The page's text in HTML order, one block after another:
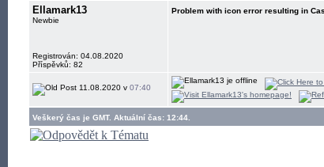
Ellamark13
Newbie
Registrován: 04.08.2020
Příspěvků: 82
Problem with icon error resulting in
11.08.2020 v 07:40
Veškerý čas je GMT. Aktuální čas: 12:44.